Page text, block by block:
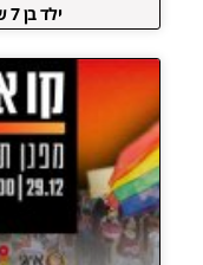
ילד בן 7 שנולד לאחר פרידת בנות הזוג